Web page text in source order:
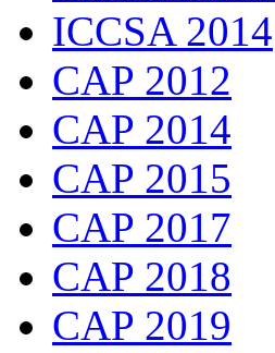
ICCSA 2014
CAP 2012
CAP 2014
CAP 2015
CAP 2017
CAP 2018
CAP 2019